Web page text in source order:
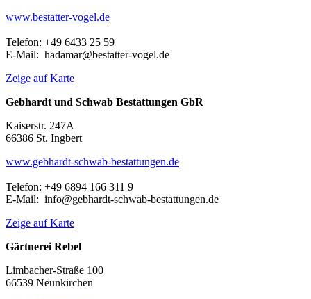
www.bestatter-vogel.de
Telefon: +49 6433 25 59
E-Mail: hadamar@bestatter-vogel.de
Zeige auf Karte
Gebhardt und Schwab Bestattungen GbR
Kaiserstr. 247A
66386 St. Ingbert
www.gebhardt-schwab-bestattungen.de
Telefon: +49 6894 166 311 9
E-Mail: info@gebhardt-schwab-bestattungen.de
Zeige auf Karte
Gärtnerei Rebel
Limbacher-Straße 100
66539 Neunkirchen